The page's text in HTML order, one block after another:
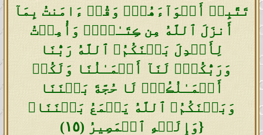
تَتَّبِعۡ أَهۡوَآءَهُمۡ‌ۖ وَقُلۡ ءَامَنتُ بِمَآ
أَنزَلَ ٱللَّهُ مِن ڪِتَـٰبٍ۬‌ۖ وَأُمِرۡتُ
لِأَعۡدِلَ بَيۡنَكُمُ‌ۖ ٱللَّهُ رَبُّنَا
وَرَبُّكُمۡ‌ۖ لَنَآ أَعۡمَـٰلُنَا وَلَكُمۡ
أَعۡمَـٰلُڪُمۡ‌ۖ لَا حُجَّةَ بَيۡنَنَا
وَبَيۡنَكُمُ‌ۖ ٱللَّهُ يَجۡمَعُ بَيۡنَنَا‌ۖ
وَإِلَيۡهِ ٱلۡمَصِيرُ (١٥)
}